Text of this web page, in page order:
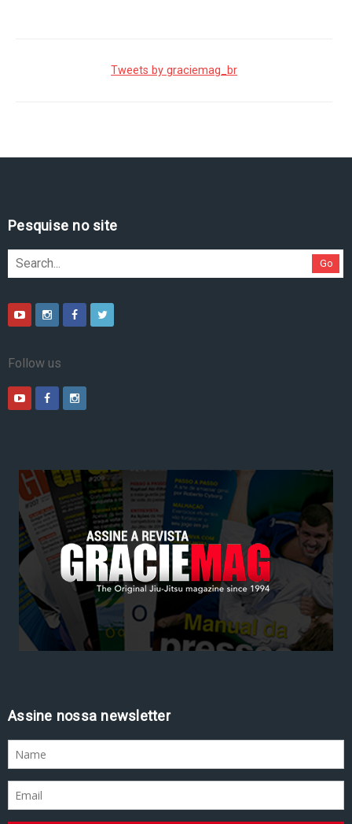
Tweets by graciemag_br
Pesquise no site
Go
Follow us
Assine nossa newsletter